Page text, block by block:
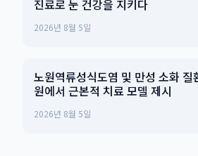
진료로 눈 건강을 지키다
2026년 8월 5일
노원역류성식도염 및 만성 소화 질
원에서 근본적 치료 모델 제시
2026년 8월 5일